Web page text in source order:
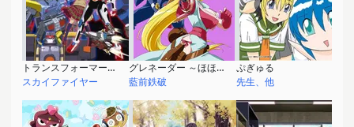
トランスフォーマースーパーリンク
スカイファイヤー
グレネーダー ～ほほえみの閃士～
藍前鉄破
ぷぎゅる
先生、他